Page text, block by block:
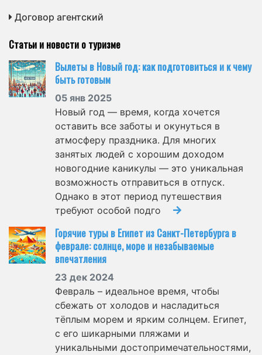
Договор агентский
Статьи и новости о туризме
Вылеты в Новый год: как подготовиться и к чему
быть готовым
05 янв 2025
Новый год — время, когда хочется
оставить все заботы и окунуться в
атмосферу праздника. Для многих
занятых людей с хорошим доходом
новогодние каникулы — это уникальная
возможность отправиться в отпуск.
Однако в этот период путешествия
требуют особой подго
Горячие туры в Египет из Санкт-Петербурга в
феврале: солнце, море и незабываемые
впечатления
23 дек 2024
Февраль – идеальное время, чтобы
сбежать от холодов и насладиться
тёплым морем и ярким солнцем. Египет,
с его шикарными пляжами и
уникальными достопримечательностями,